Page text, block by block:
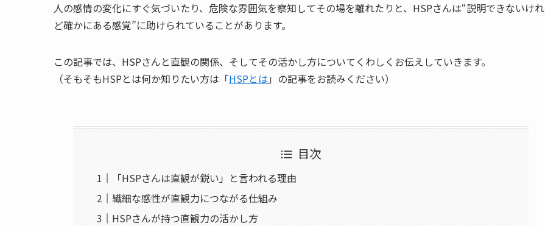
人の感情の変化にすぐ気づいたり、危険な雰囲気を察知してその場を離れたりと、HSPさんは“説明できないけれ
ど確かにある感覚”に助けられていることがあります。
この記事では、HSPさんと直観の関係、そしてその活かし方についてくわしくお伝えしていきます。
（そもそもHSPとは何か知りたい方は「HSPとは 」の記事をお読みください）
目次
「HSPさんは直観が鋭い」と言われる理由
繊細な感性が直観力につながる仕組み
HSPさんが持つ直観力の活かし方